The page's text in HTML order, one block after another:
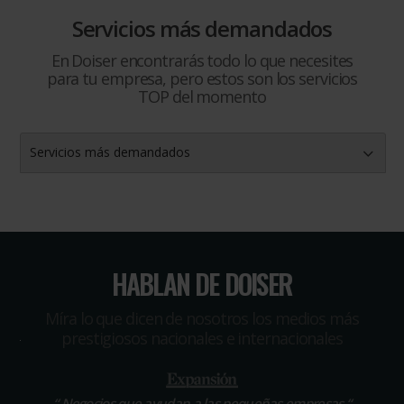
Servicios más demandados
En Doiser encontrarás todo lo que necesites
para tu empresa, pero estos son los servicios
TOP del momento
Servicios más demandados
HABLAN DE DOISER